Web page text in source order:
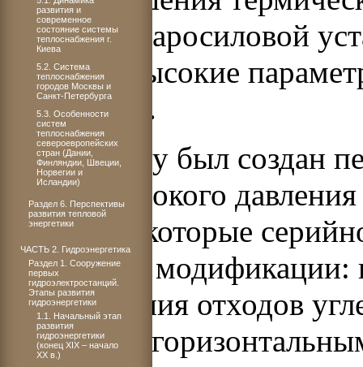
действия паросиловой
на более высокие
перегрева).
В 1947 году был создан
котлов высокого
и 170 т/ч, которые
различной
для сжигания отходов
топками и
развития и
современное
состояние системы
теплоснабжения г.
Киева
5.2. Система
теплоснабжения
городов Москвы и
Санкт-Петербурга
5.3. Особенности
систем
теплоснабжения
североевропейских
стран (Дании,
Финляндии, Швеции,
Норвегии и
Исландии)
Раздел 6. Перспективы
развития тепловой
энергетики
ЧАСТЬ 2. Гидроэнергетика
Раздел 1. Сооружение
первых
гидроэлектростанций.
Этапы развития
гидроэнергетики
1.1. Начальный этап
развития
гидроэнергетики
(конец XIX – начало
ХХ в.)